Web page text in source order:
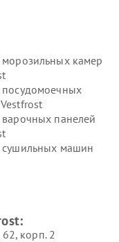
морозильных камер
посудомоечных
варочных панелей
сушильных машин
корп. 2